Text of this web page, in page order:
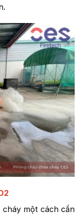
cháy một cách cẩn